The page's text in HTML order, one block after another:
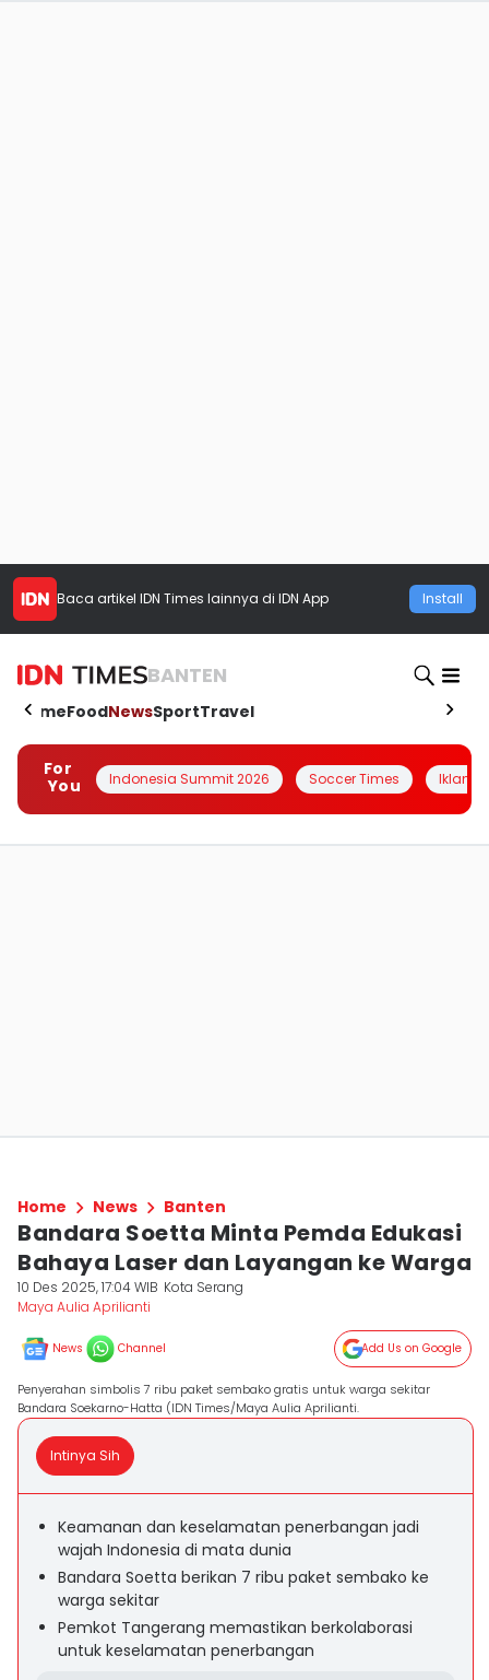
Baca artikel IDN Times lainnya di IDN App Install
BANTEN
HomeFoodNewsSportTravel
For
You
Indonesia Summit 2026 Soccer Times Iklanin
Home News Banten
Bandara Soetta Minta Pemda Edukasi
Bahaya Laser dan Layangan ke Warga
10 Des 2025, 17:04 WIB Kota Serang
Maya Aulia Aprilianti
News Channel Add Us on Google
Penyerahan simbolis 7 ribu paket sembako gratis untuk warga sekitar
Bandara Soekarno-Hatta (IDN Times/Maya Aulia Aprilianti.
Intinya Sih
Keamanan dan keselamatan penerbangan jadi
wajah Indonesia di mata dunia
Bandara Soetta berikan 7 ribu paket sembako ke
warga sekitar
Pemkot Tangerang memastikan berkolaborasi
untuk keselamatan penerbangan